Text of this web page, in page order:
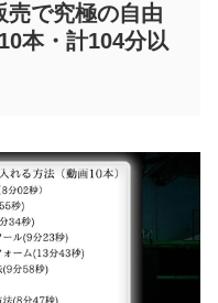
売で究極の自由
本・計104分以